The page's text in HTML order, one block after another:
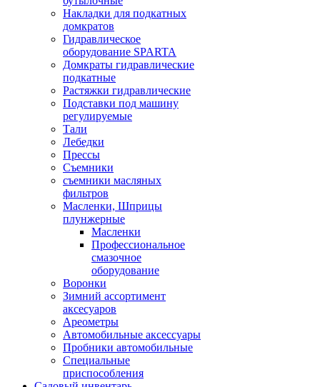
Накладки для подкатных
домкратов
Гидравлическое
оборудование SPARTA
Домкраты гидравлические
подкатные
Растяжки гидравлические
Подставки под машину
регулируемые
Тали
Лебедки
Прессы
Съемники
съемники масляных
фильтров
Масленки, Шприцы
плунжерные
Масленки
Профессиональное
смазочное
оборудование
Воронки
Зимний ассортимент
аксесуаров
Ареометры
Автомобильные аксессуары
Пробники автомобильные
Специальные
приспособления